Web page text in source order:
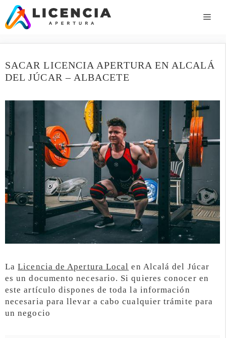
Saltar
contenido
SACAR LICENCIA APERTURA EN ALCALÁ
DEL JÚCAR – ALBACETE
LaLicencia de Apertura Local en Alcalá del Júcar
es un documento necesario. Si quieres conocer en
este artículo dispones de toda la información
necesaria para llevar a cabo cualquier trámite para
un negocio